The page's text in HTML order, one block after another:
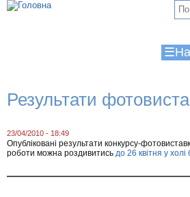
Jump to navigation
☰
Результати
23/04/2010 - 18:49
Опубліковані результати конкурсу-
роботи можна роздивитись до 26 квітня у